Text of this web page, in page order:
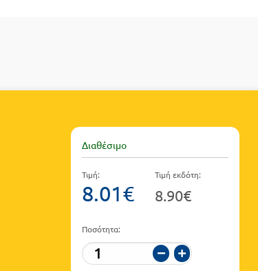
Διαθέσιμο
Τιμή:
8.01€
Τιμή εκδότη:
8.90€
Ποσότητα: